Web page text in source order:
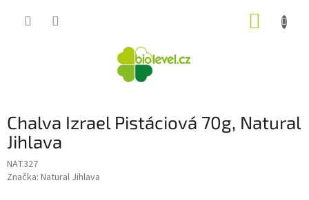
Chalva Izrael Pistáciová 70g, Natural
Jihlava
NAT327
Značka: Natural Jihlava